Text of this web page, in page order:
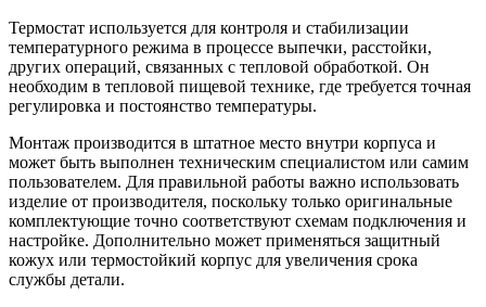
Термостат используется для контроля и стабилизации
температурного режима в процессе выпечки, расстойки,
других операций, связанных с тепловой обработкой. Он
необходим в тепловой пищевой технике, где требуется точная
регулировка и постоянство температуры.
Монтаж производится в штатное место внутри корпуса и
может быть выполнен техническим специалистом или самим
пользователем. Для правильной работы важно использовать
изделие от производителя, поскольку только оригинальные
комплектующие точно соответствуют схемам подключения и
настройке. Дополнительно может применяться защитный
кожух или термостойкий корпус для увеличения срока
службы детали.